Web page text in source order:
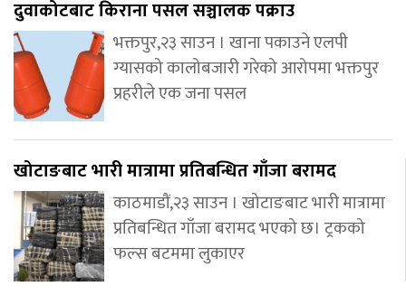
दुवाकोटबाट किराना पसल सञ्चालक पक्राउ
भक्तपुर,२३ साउन । खाना पकाउने एलपी
ग्यासको कालोबजारी गरेको आरोपमा भक्तपुर
प्रहरीले एक जना पसल
खोटाङबाट भारी मात्रामा प्रतिबन्धित गाँजा बरामद
काठमाडौं,२३ साउन । खोटाङबाट भारी मात्रामा
प्रतिबन्धित गाँजा बरामद भएको छ। ट्रकको
फल्स बटममा लुकाएर